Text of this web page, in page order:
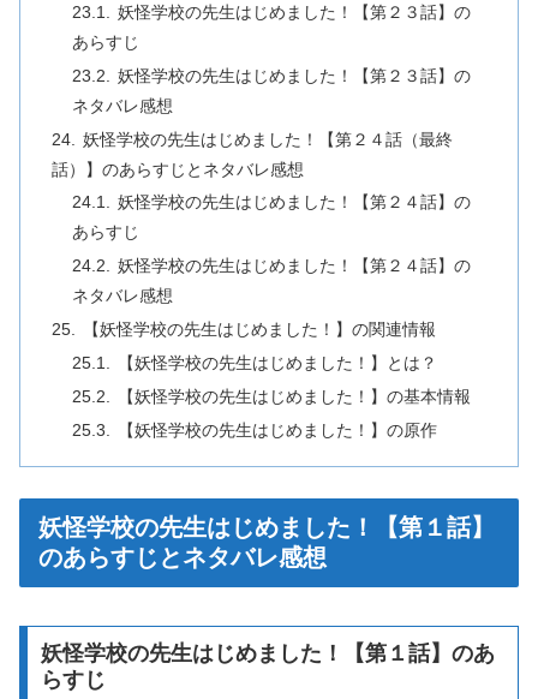
妖怪学校の先生はじめました！【第２３話】の
あらすじ
妖怪学校の先生はじめました！【第２３話】の
ネタバレ感想
妖怪学校の先生はじめました！【第２４話（最終
話）】のあらすじとネタバレ感想
妖怪学校の先生はじめました！【第２４話】の
あらすじ
妖怪学校の先生はじめました！【第２４話】の
ネタバレ感想
【妖怪学校の先生はじめました！】の関連情報
【妖怪学校の先生はじめました！】とは？
【妖怪学校の先生はじめました！】の基本情報
【妖怪学校の先生はじめました！】の原作
妖怪学校の先生はじめました！【第１話】
のあらすじとネタバレ感想
妖怪学校の先生はじめました！【第１話】のあ
らすじ